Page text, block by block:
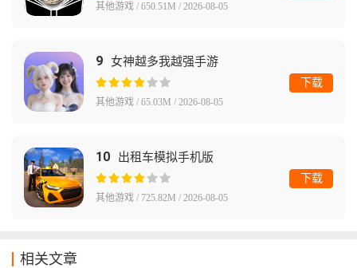
其他游戏 / 650.51M / 2026-08-05
9 女神越多我越强手游
其他游戏 / 65.03M / 2026-08-05
下载
10 出租车模拟手机版
其他游戏 / 725.82M / 2026-08-05
下载
相关文章